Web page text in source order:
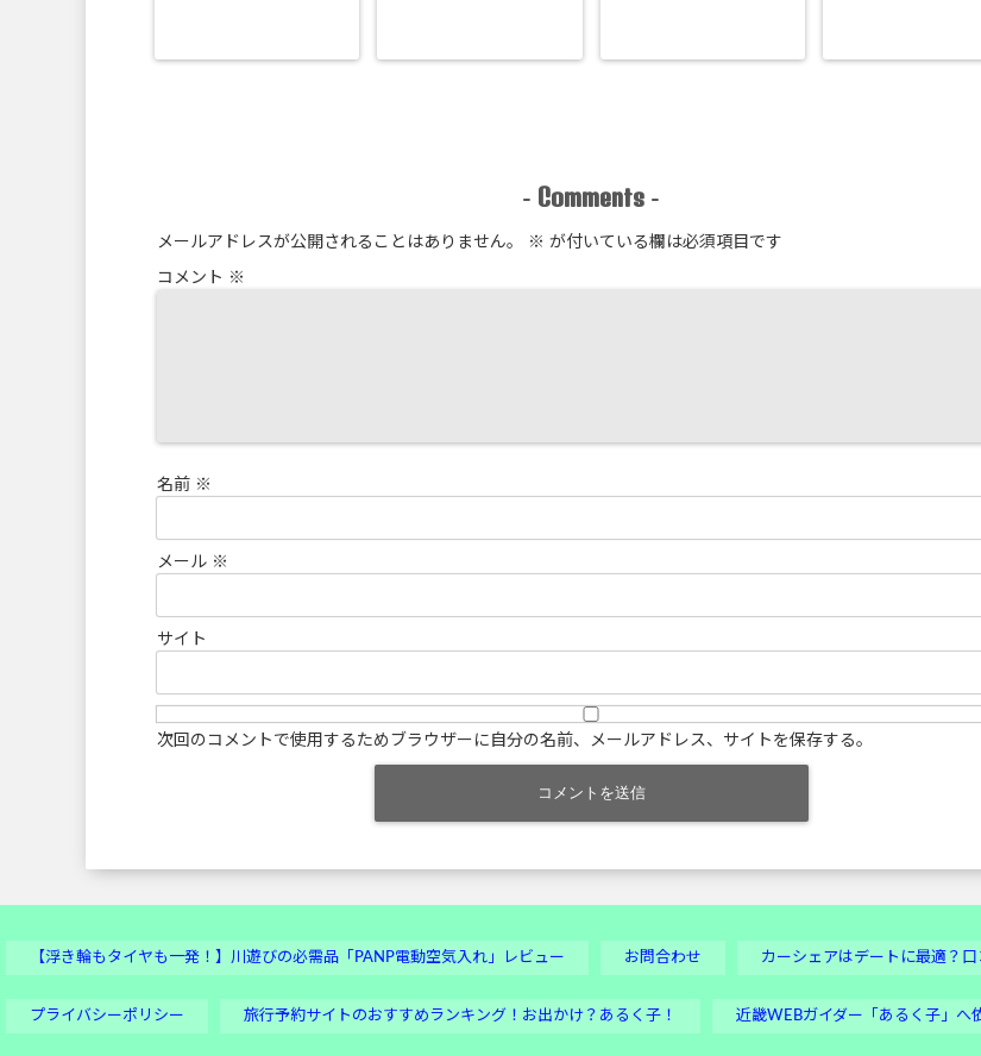
- Comments -
メールアドレスが公開されることはありません。 ※ が付いている欄は必須項目です
コメント ※
名前 ※
メール ※
サイト
次回のコメントで使用するためブラウザーに自分の名前、メールアドレス、サイトを保存する。
【浮き輪もタイヤも一発！】川遊びの必需品「PANP電動空気入れ」レビュー お問合わせ カーシェアはデートに最適？
プライバシーポリシー 旅行予約サイトのおすすめランキング！お出かけ？あるく子！ 近畿WEBガイダー「あるく子」へ